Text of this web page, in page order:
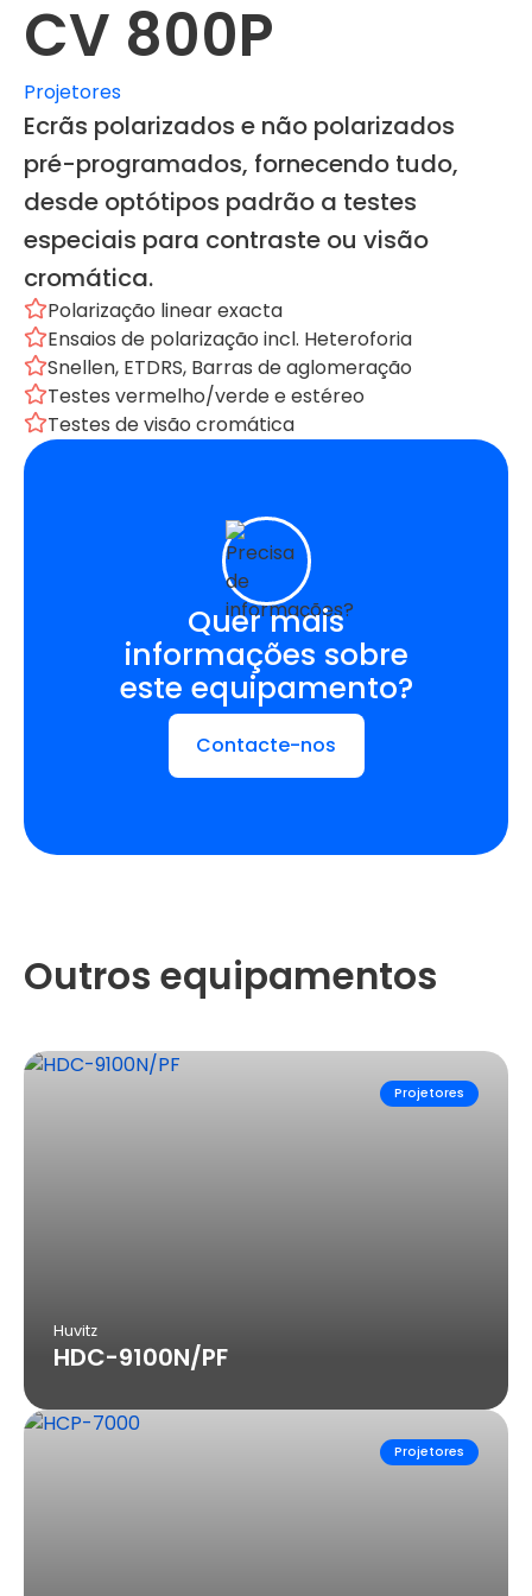
CV 800P
Projetores
Ecrãs polarizados e não polarizados
pré-programados, fornecendo tudo,
desde optótipos padrão a testes
especiais para contraste ou visão
cromática.
Polarização linear exacta
Ensaios de polarização incl. Heteroforia
Snellen, ETDRS, Barras de aglomeração
Testes vermelho/verde e estéreo
Testes de visão cromática
Quer mais
informações sobre
este equipamento?
Contacte-nos
Outros equipamentos
Projetores
Huvitz
HDC-9100N/PF
Projetores